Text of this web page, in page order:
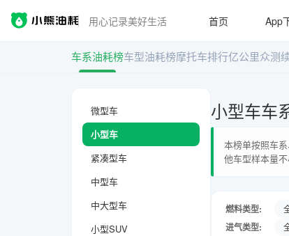
用心记录美好生活 首页 App
车系油耗榜车型油耗榜摩托车排行亿公里众测
微型车
小型车
紧凑型车
中型车
中大型车
小型SUV
小型车车
本榜单按照车
他车型样本量不
燃料类型:
进气类型: